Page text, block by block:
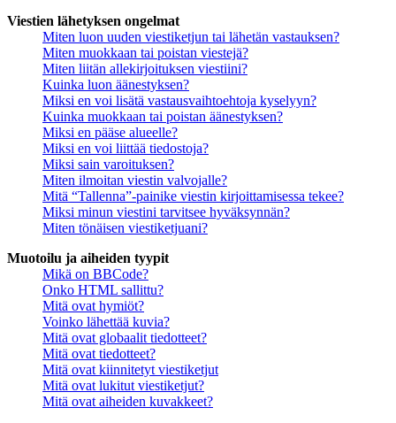
Viestien lähetyksen ongelmat
Miten luon uuden viestiketjun tai lähetän vastauksen?
Miten muokkaan tai poistan viestejä?
Miten liitän allekirjoituksen viestiini?
Kuinka luon äänestyksen?
Miksi en voi lisätä vastausvaihtoehtoja kyselyyn?
Kuinka muokkaan tai poistan äänestyksen?
Miksi en pääse alueelle?
Miksi en voi liittää tiedostoja?
Miksi sain varoituksen?
Miten ilmoitan viestin valvojalle?
Mitä “Tallenna”-painike viestin kirjoittamisessa tekee?
Miksi minun viestini tarvitsee hyväksynnän?
Miten tönäisen viestiketjuani?
Muotoilu ja aiheiden tyypit
Mikä on BBCode?
Onko HTML sallittu?
Mitä ovat hymiöt?
Voinko lähettää kuvia?
Mitä ovat globaalit tiedotteet?
Mitä ovat tiedotteet?
Mitä ovat kiinnitetyt viestiketjut
Mitä ovat lukitut viestiketjut?
Mitä ovat aiheiden kuvakkeet?